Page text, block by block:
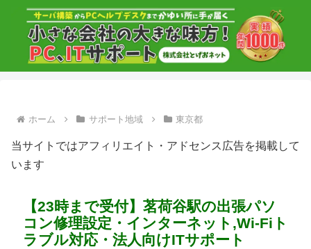
ホーム サポート地域 東京都
当サイトではアフィリエイト・アドセンス広告を掲載して
います
【23時まで受付】茗荷谷駅の出張パソ
コン修理設定・インターネット,Wi-Fiト
ラブル対応・法人向けITサポート